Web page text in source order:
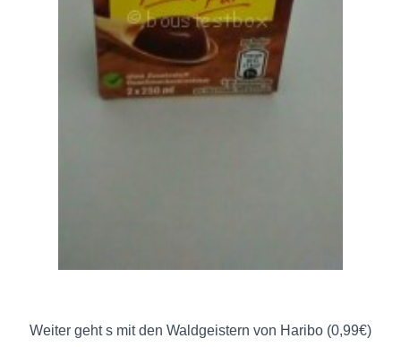
Weiter geht s mit den Waldgeistern von Haribo (0,99€)